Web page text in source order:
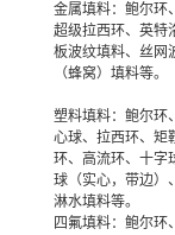
金属填料： 鲍尔环
超级拉西环、英特
板波纹填料、丝网
（蜂窝）填料等。
塑料填料： 鲍尔环
心球、拉西环、矩
环、高流环、十字
球（实心，带边）
淋水填料等。
四氟填料：鲍尔环